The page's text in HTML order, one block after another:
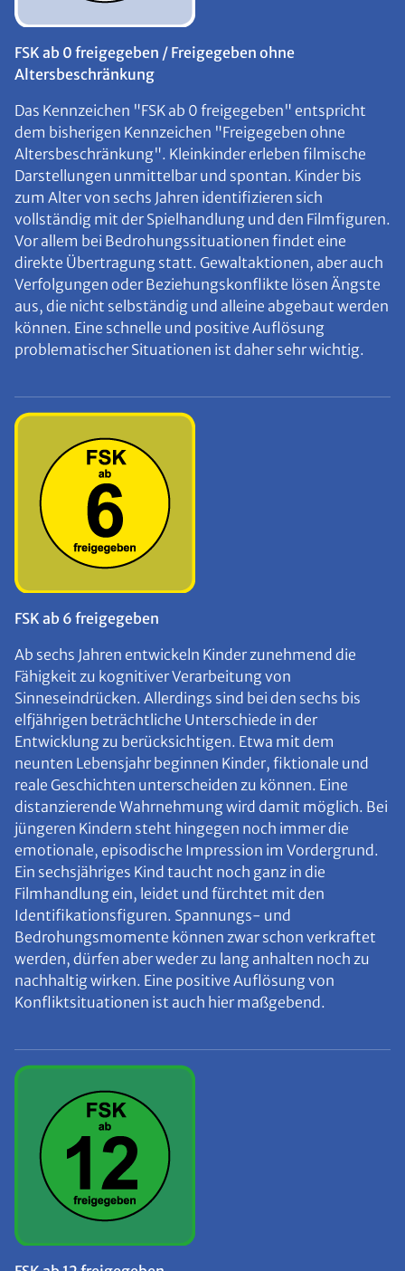
FSK ab 0 freigegeben / Freigegeben ohne
Altersbeschränkung
Das Kennzeichen "FSK ab 0 freigegeben" entspricht
dem bisherigen Kennzeichen "Freigegeben ohne
Altersbeschränkung". Kleinkinder erleben filmische
Darstellungen unmittelbar und spontan. Kinder bis
zum Alter von sechs Jahren identifizieren sich
vollständig mit der Spielhandlung und den Filmfiguren.
Vor allem bei Bedrohungssituationen findet eine
direkte Übertragung statt. Gewaltaktionen, aber auch
Verfolgungen oder Beziehungskonflikte lösen Ängste
aus, die nicht selbständig und alleine abgebaut werden
können. Eine schnelle und positive Auflösung
problematischer Situationen ist daher sehr wichtig.
FSK ab 6 freigegeben
Ab sechs Jahren entwickeln Kinder zunehmend die
Fähigkeit zu kognitiver Verarbeitung von
Sinneseindrücken. Allerdings sind bei den sechs bis
elfjährigen beträchtliche Unterschiede in der
Entwicklung zu berücksichtigen. Etwa mit dem
neunten Lebensjahr beginnen Kinder, fiktionale und
reale Geschichten unterscheiden zu können. Eine
distanzierende Wahrnehmung wird damit möglich. Bei
jüngeren Kindern steht hingegen noch immer die
emotionale, episodische Impression im Vordergrund.
Ein sechsjähriges Kind taucht noch ganz in die
Filmhandlung ein, leidet und fürchtet mit den
Identifikationsfiguren. Spannungs- und
Bedrohungsmomente können zwar schon verkraftet
werden, dürfen aber weder zu lang anhalten noch zu
nachhaltig wirken. Eine positive Auflösung von
Konfliktsituationen ist auch hier maßgebend.